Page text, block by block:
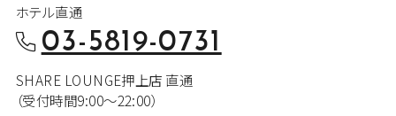
ホテル直通
03-5819-0731
SHARE LOUNGE押上店 直通
（受付時間9:00～22:00）